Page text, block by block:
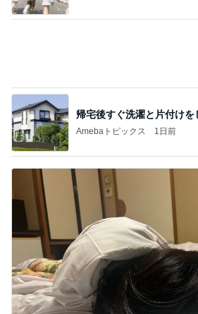
帰宅後すぐ洗濯と片付けを
Amebaトピックス 1日前